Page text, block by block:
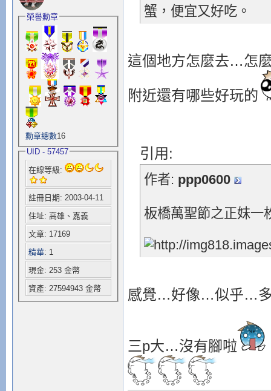
榮譽勳章
勳章總數16
UID - 57457
在線等級:
註冊日期: 2003-04-11
住址: 高雄、嘉義
文章: 17169
精華: 1
現金: 253 金幣
資產: 27594943 金幣
蟹，便宜又好吃。
這個地方怎麼去…怎
附近還有哪些好玩的
引用:
作者: ppp0600
板橋萬聖節之正妹一
感覺…好像…似乎…多
三p大…沒有腳啦